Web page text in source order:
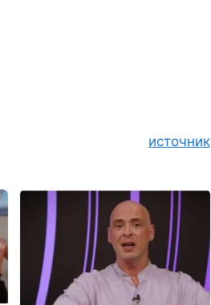
источник